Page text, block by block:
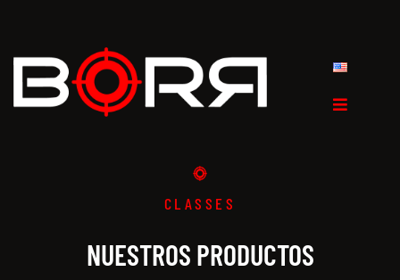
CLASSES
NUESTROS PRODUCTOS